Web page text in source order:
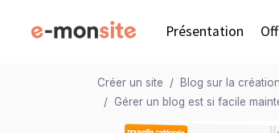
Présentation
Créer un site Blog sur la
Gérer un blog est si facile